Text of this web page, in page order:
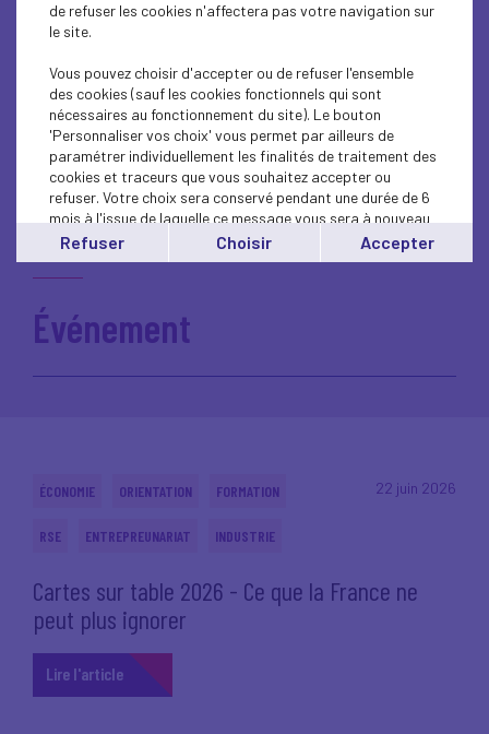
Emploi
Entrepreunariat
Europe
Événement
22 juin 2026
ÉCONOMIE ORIENTATION FORMATION
RSE ENTREPREUNARIAT INDUSTRIE
Cartes sur table 2026 - Ce que la France ne
peut plus ignorer
Lire l'article
de refuser les cookies n'affectera pas votre navigation sur
le site.
Vous pouvez choisir d'accepter ou de refuser l'ensemble
des cookies (sauf les cookies fonctionnels qui sont
nécessaires au fonctionnement du site). Le bouton
'Personnaliser vos choix' vous permet par ailleurs de
paramétrer individuellement les finalités de traitement des
cookies et traceurs que vous souhaitez accepter ou
refuser. Votre choix sera conservé pendant une durée de 6
mois à l'issue de laquelle ce message vous sera à nouveau
affiché..
Vous pouvez modifier votre choix à tout moment en
cliquant sur le lien
Refuser Choisir Accepter